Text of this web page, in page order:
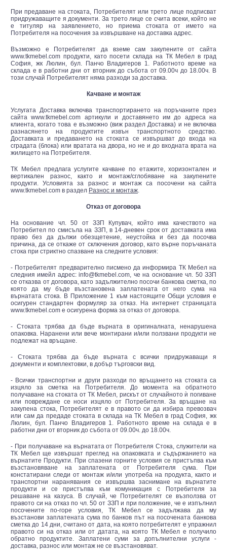
При предаване на стоката, Потребителят или трето лице подписват
придружаващите я документи. За трето лице се счита всеки, който не
е титуляр на заявлението, но приема стоката от името на
Потребителя на посочения за извършване на доставка адрес.
Възможно е Потребителят да вземе сам закупените от сайта
www.tkmebel.com продукти, като посети склада на ТК Мебел в град
София, жк Люлин, бул. Панчо Владигеров 1. Работното време на
склада е в работни дни от вторник до събота от 09.00ч до 18.00ч. В
този случай Потребителят няма разходи за доставка.
Качване и монтаж
Услугата Доставка включва транспортирането на поръчаните през
сайта www.tkmebel.com артикули и доставянето им до адреса на
клиента, когато това е възможно (виж раздел Доставка) и не включва
разнасянето на продуктите извън транспортното средство.
Доставката и предаването на стоката се извършват до входа на
сградата (блока) или вратата на двора, но не и до входната врата на
жилището на Потребителя.
ТК Мебел предлага услугите качване по етажите, хоризонтален и
вертикален разнос, както и монтаж/сглобяване на закупените
продукти. Условията за разнос и монтаж са посочени на сайта
www.tkmebel.com в раздел Разнос и монтаж.
Отказ от договора
На основание чл. 50 от ЗЗП Купувач, който има качеството на
Потребител по смисъла на ЗЗП, в 14-дневен срок от доставката има
право без да дължи обезщетение, неустойка и без да посочва
причина, да се откаже от сключения договор, като върне поръчаната
стока при стриктно спазване на следните условия:
- Потребителят предварително писмено да информира ТК Мебел на
следния имейл адрес: info@tkmebel.com, че на основание чл. 50 ЗЗП
се отказва от договора, като задължително посочи банкова сметка, по
която да му бъде възстановена заплатената от него сума на
върнатата стока. В Приложение 1 към настоящите Общи условия е
осигурен стандартен формуляр за отказ. На интернет страницата
www.tkmebel.com е осигурена форма за отказ от договора.
- Стоката трябва да бъде върната в оригиналната, ненарушена
опаковка. Наранени или вече монтирани и/или ползвани продукти не
подлежат на връщане.
- Стоката трябва да бъде върната с всички придружаващи я
документи и комплектовки, в добър търговски вид.
- Всички транспортни и други разходи по връщането на стоката са
изцяло за сметка на Потребителя. До момента на обратното
получаване на стоката от ТК Мебел, рискът от случайното ѝ погиване
или повреждане се носи изцяло от Потребителя. За връщане на
закупена стока, Потребителят е в правото си да избира превозвач
или сам да предаде стоката в склада на ТК Мебел в град София, жк
Люлин, бул. Панчо Владигеров 1. Работното време на склада е в
работни дни от вторник до събота от 09.00ч. до 18.00ч.
- При получаване на върнатата от Потребителя Стока, служители на
ТК Мебел ще извършат преглед на опаковката и съдържанието на
върнатите Продукти. При спазени горните условия се пристъпва към
възстановяване на заплатената от Потребителя сума. При
констатирани следи от монтаж и/или употреба на продукта, както и
транспортни наранявания се извършва заснимане на върнатите
продукти и се пристъпва към комуникация с Потребителя за
решаване на казуса. В случай, че Потребителят се възползва от
правото си на отказ по чл. 50 от ЗЗП и при положение, че е изпълнил
посочените по-горе условия, ТК Мебел се задължава да му
възстанови заплатената сума по банков път на посочената банкова
сметка до 14 дни, считано от дата, на която потребителят е упражнил
правото си на отказ или от датата, на която ТК Мебел е получило
обратно продуктите. Заплатени суми за допълнителни услуги -
доставка, разнос или монтаж не се възстановяват.